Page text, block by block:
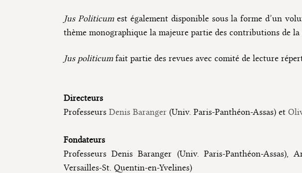
Jus Politicumest également disponible sous la forme d’un
thème monographique la majeure partie des contributions de
Jus politicumfait partie des revues avec comité de lecture
Directeurs
Professeurs Denis Baranger (Univ. Paris-Panthéon-Assas) et
Fondateurs
Professeurs Denis Baranger (Univ. Paris-Panthéon-Assas),
Versailles-St. Quentin-en-Yvelines)